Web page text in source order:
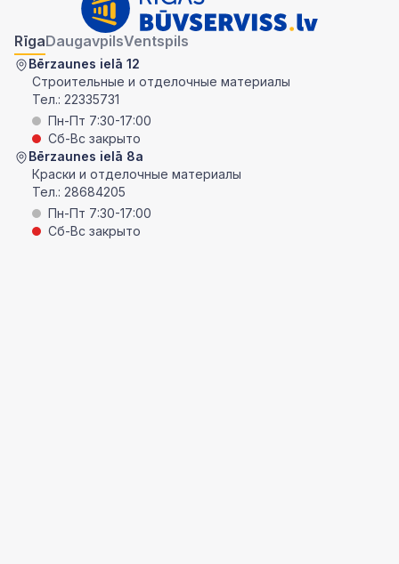
RīgaDaugavpilsVentspils
Bērzaunes ielā 12
Строительные и отделочные материалы
Тел.: 22335731
Пн-Пт 7:30-17:00
Сб-Вс закрыто
Bērzaunes ielā 8a
Краски и отделочные материалы
Тел.: 28684205
Пн-Пт 7:30-17:00
Сб-Вс закрыто